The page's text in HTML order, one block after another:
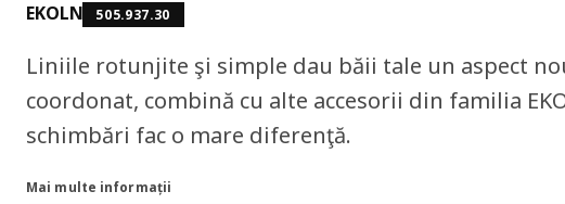
EKOLN 505.937.30
Liniile rotunjite şi simple dau băii tale un aspect
coordonat, combină cu alte accesorii din familia
schimbări fac o mare diferenţă.
Mai multe informații